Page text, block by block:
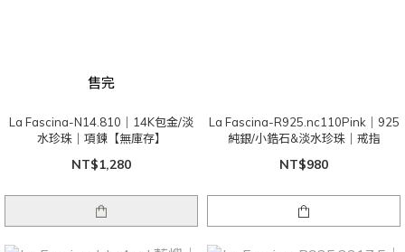
售完
La Fascina-N14.810｜14K包金/淡
水珍珠｜項鍊【無庫存】
NT$1,280
La Fascina-R925.nc110Pink｜925
純銀/小鋯石&淡水珍珠｜戒指
NT$980